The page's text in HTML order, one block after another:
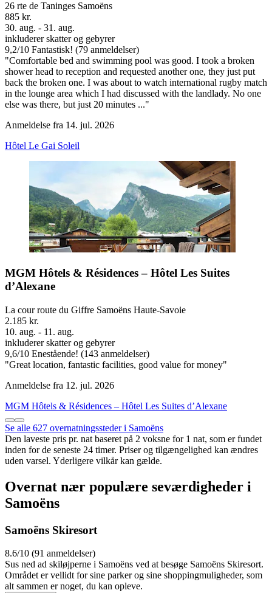
26 rte de Taninges Samoëns
885 kr.
30. aug. - 31. aug.
inkluderer skatter og gebyrer
9,2/10 Fantastisk! (79 anmeldelser)
"Comfortable bed and swimming pool was good. I took a broken
shower head to reception and requested another one, they just put
back the broken one. I was about to watch international rugby match
in the lounge area which I had discussed with the landlady. No one
else was there, but just 20 minutes ..."
Anmeldelse fra 14. jul. 2026
Hôtel Le Gai Soleil
MGM Hôtels & Résidences – Hôtel Les Suites
d’Alexane
La cour route du Giffre Samoëns Haute-Savoie
2.185 kr.
10. aug. - 11. aug.
inkluderer skatter og gebyrer
9,6/10 Enestående! (143 anmeldelser)
"Great location, fantastic facilities, good value for money"
Anmeldelse fra 12. jul. 2026
MGM Hôtels & Résidences – Hôtel Les Suites d’Alexane
Se alle 627 overnatningssteder i Samoëns
Den laveste pris pr. nat baseret på 2 voksne for 1 nat, som er fundet
inden for de seneste 24 timer. Priser og tilgængelighed kan ændres
uden varsel. Yderligere vilkår kan gælde.
Overnat nær populære seværdigheder i
Samoëns
Samoëns Skiresort
8.6/10 (91 anmeldelser)
Sus ned ad skiløjperne i Samoëns ved at besøge Samoëns Skiresort.
Området er vellidt for sine parker og sine shoppingmuligheder, som
alt sammen er noget, du kan opleve.